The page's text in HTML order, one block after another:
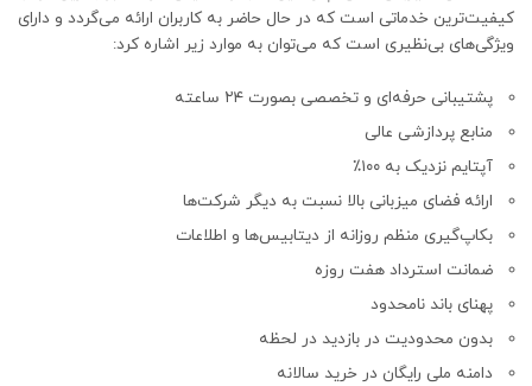
کیفیت‌ترین خدماتی است که در حال حاضر به کاربران ارائه می‌گردد و دارای
ویژگی‌های بی‌نظیری است که می‌توان به موارد زیر اشاره کرد:
پشتیبانی حرفه‌ای و تخصصی بصورت ۲۴ ساعته
منابع پردازشی عالی
آپتایم نزدیک به ۱۰۰٪
ارائه فضای میزبانی بالا نسبت به دیگر شرکت‌ها
بکاپ‌گیری منظم روزانه از دیتابیس‌ها و اطلاعات
ضمانت استرداد هفت روزه
پهنای باند نامحدود
بدون محدودیت در بازدید در لحظه
دامنه ملی رایگان در خرید سالانه